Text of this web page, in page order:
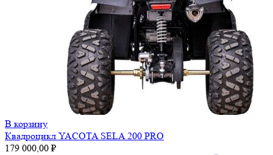
В корзину
Квадроцикл YACOTA SELA 200 PRO
179 000,00 ₽